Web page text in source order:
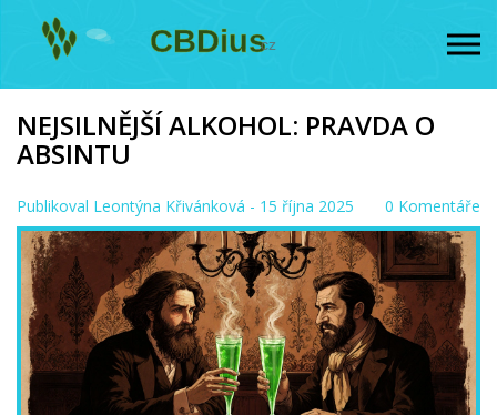
NEJSILNĚJŠÍ ALKOHOL: PRAVDA O
ABSINTU
Publikoval Leontýna Křivánková - 15 října 2025 0 Komentáře